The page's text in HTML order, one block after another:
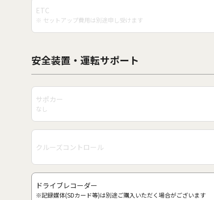
ETC
※ セットアップ費用は別途申し受けます
安全装置・運転サポート
サポカー
なし
クルーズコントロール
ドライブレコーダー
※記録媒体(SDカード等)は別途ご購入いただく場合がございます